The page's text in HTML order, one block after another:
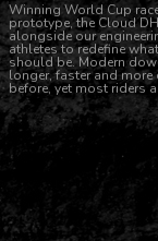
Winning World Cup
prototype, the Cloud
alongside our
athletes to redefine
should be. Modern
longer, faster and more
before, yet most riders